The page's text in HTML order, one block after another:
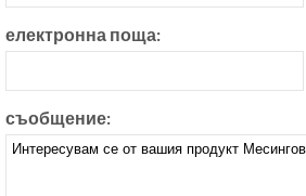
електронна поща:
съобщение: